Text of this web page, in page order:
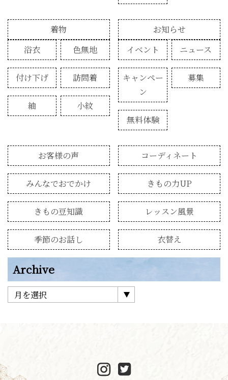
着物
浴衣
色無地
付け下げ 訪問着
紬 小紋
お知らせ
イベント
ニュース
キャンペー
ン
募集
無料体験
お客様の声 コーディネート
みんなでおでかけ きもの力UP
きもの豆知識 レッスン風景
季節のお話し 衣替え
Archive